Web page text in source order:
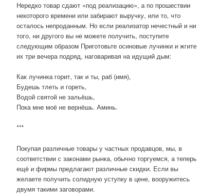
Нередко товар сдают «под реализацию», а по прошествии
некоторого времени или забирают выручку, или то, что
осталось непроданным. Но если реализатор нечестный и ни
того, ни другого вы не можете получить, поступите
следующим образом Приготовьте осиновые лучинки и жгите
их три вечера подряд, наговаривая на идущий дым:
Как лучинка горит, так и ты, раб (имя),
Будешь тлеть и гореть,
Водой святой не зальёшь,
Пока мне моё не вернёшь. Аминь.
***
Покупая различные товары у частных продавцов, мы, в
соответствии с законами рынка, обычно торгуемся, а теперь
ещё и фирмы предлагают различные скидки. Если вы
желаете получить солидную уступку в цене, вооружитесь
двумя такими заговорами.